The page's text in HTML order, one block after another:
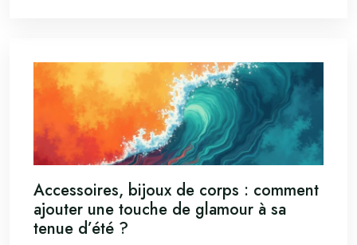
Accessoires, bijoux de corps : comment
ajouter une touche de glamour à sa
tenue d’été ?